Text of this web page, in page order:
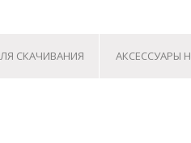
СКАЧИВАНИЯ АКСЕССУАРЫ